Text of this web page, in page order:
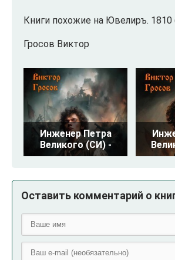
Книги похожие на Ювелиръ.
Гросов Виктор
Инженер Петра
Великого (СИ) -
Оставить комментарий о